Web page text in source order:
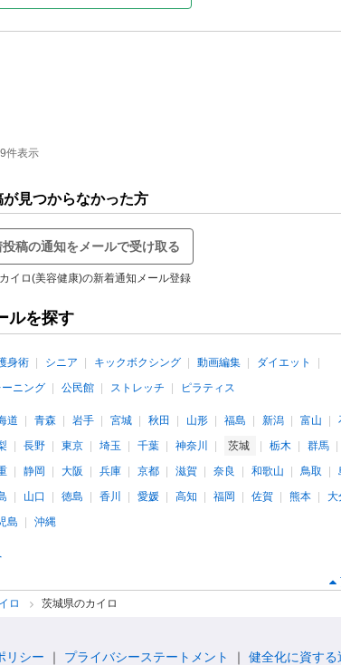
件表示
見つからなかった方
稿の通知をメールで受け取る
イロ(美容健康)の新着通知メール登録
ルを探す
身術 シニア キックボクシング 動画編集
ダイエット
ニング
公民館 ストレッチ ピラティス
道 青森 岩手 宮城 秋田 山形 福島 新潟 富山
長野 東京 埼玉 千葉 神奈川 茨城 栃木 群馬
静岡 大阪 兵庫 京都 滋賀 奈良 和歌山 鳥取
山口 徳島 香川 愛媛 高知 福岡 佐賀 熊本 大
島 沖縄
ロ 茨城県のカイロ
リシー プライバシーステートメント 健全化に資する